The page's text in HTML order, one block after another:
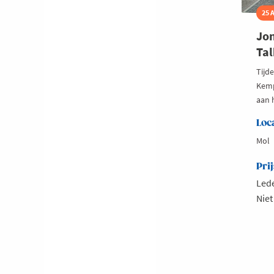
25
aan
Mol